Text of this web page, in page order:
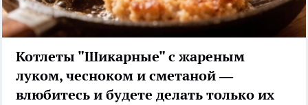
Котлеты "Шикарные" с жареным
луком, чесноком и сметаной —
влюбитесь и будете делать только их